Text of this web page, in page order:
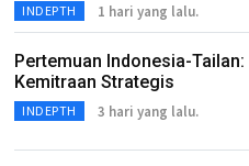
INDEPTH 1 hari yang lalu.
Pertemuan Indonesia-
Kemitraan Strategis
INDEPTH 3 hari yang lalu.